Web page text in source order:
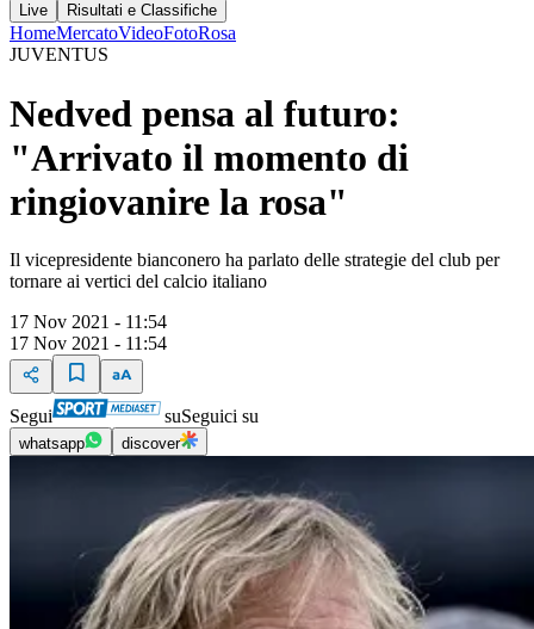
Live
Risultati e Classifiche
HomeMercatoVideoFotoRosa
JUVENTUS
Nedved pensa al futuro:
"Arrivato il momento di
ringiovanire la rosa"
Il vicepresidente bianconero ha parlato delle strategie del club per
tornare ai vertici del calcio italiano
17 Nov 2021 - 11:54
17 Nov 2021 - 11:54
Segui suSeguici su
whatsapp discover